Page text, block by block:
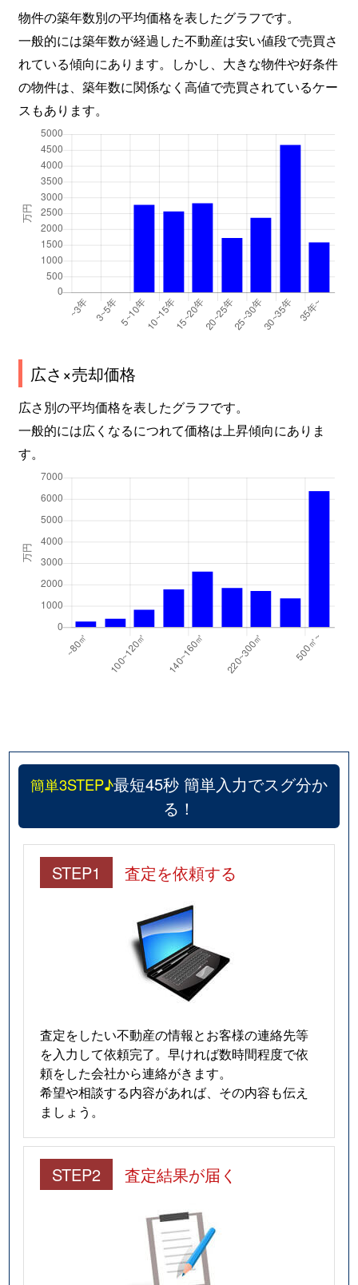
物件の築年数別の平均価格を表したグラフです。
一般的には築年数が経過した不動産は安い値段で売買さ
れている傾向にあります。しかし、大きな物件や好条件
の物件は、築年数に関係なく高値で売買されているケー
スもあります。
広さ×売却価格
広さ別の平均価格を表したグラフです。
一般的には広くなるにつれて価格は上昇傾向にありま
す。
簡単3STEP♪最短45秒 簡単入力でスグ分か
る！
STEP1 査定を依頼する
査定をしたい不動産の情報とお客様の連絡先等
を入力して依頼完了。早ければ数時間程度で依
頼をした会社から連絡がきます。
希望や相談する内容があれば、その内容も伝え
ましょう。
STEP2 査定結果が届く